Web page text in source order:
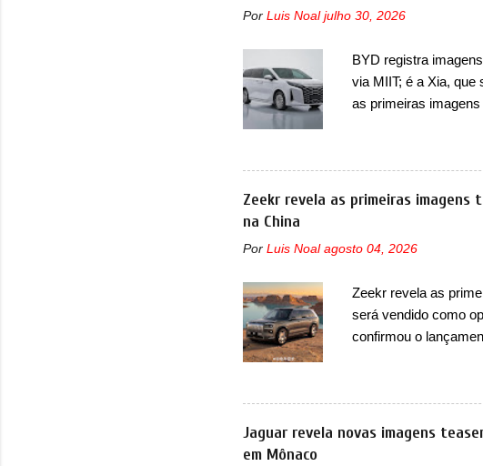
percebe que o sedã
passando logo
placa novo abaixo
Por Luis Noal julho 30, 2026
BYD registra
via MIIT; é a Xia, que
as primeiras imagens
minivan que a
da minivan
(PHEV), a nova
outras minivans de
trazer uma dianteira
superior dos faróis.
LED que passa
Zeekr revela as primeiras imagens
na China
Por Luis Noal agosto 04, 2026
Zeekr revela as
será vendido como
confirmou o
opção de cinco
lançamento do SUV,
Agora, o maior SUV
cinco lugares (2+3),
Jaguar revela novas imagens
em Mônaco